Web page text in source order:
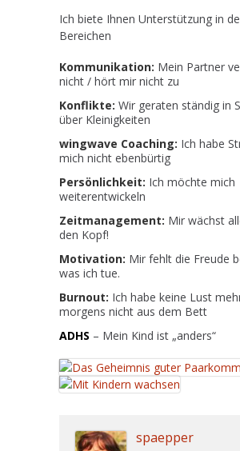
Ich biete Ihnen Unterstützung in
Bereichen
Kommunikation: Mein Partner
nicht / hört mir nicht zu
Konflikte: Wir geraten ständig in
über Kleinigkeiten
wingwave Coaching: Ich habe
mich nicht ebenbürtig
Persönlichkeit: Ich möchte mich
weiterentwickeln
Zeitmanagement: Mir wächst
den Kopf!
Motivation: Mir fehlt die Freude
was ich tue.
Burnout: Ich habe keine Lust
morgens nicht aus dem Bett
ADHS – Mein Kind ist „anders“
spaepper